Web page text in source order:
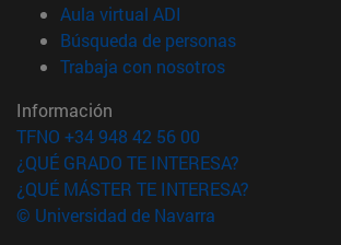
Aula virtual ADI
Búsqueda de personas(abre en
Trabaja con nosotros(abre en nueva
Información
TFNO +34 948 42 56 00
¿QUÉ GRADO TE INTERESA?
¿QUÉ MÁSTER TE INTERESA?
© Universidad de Navarra